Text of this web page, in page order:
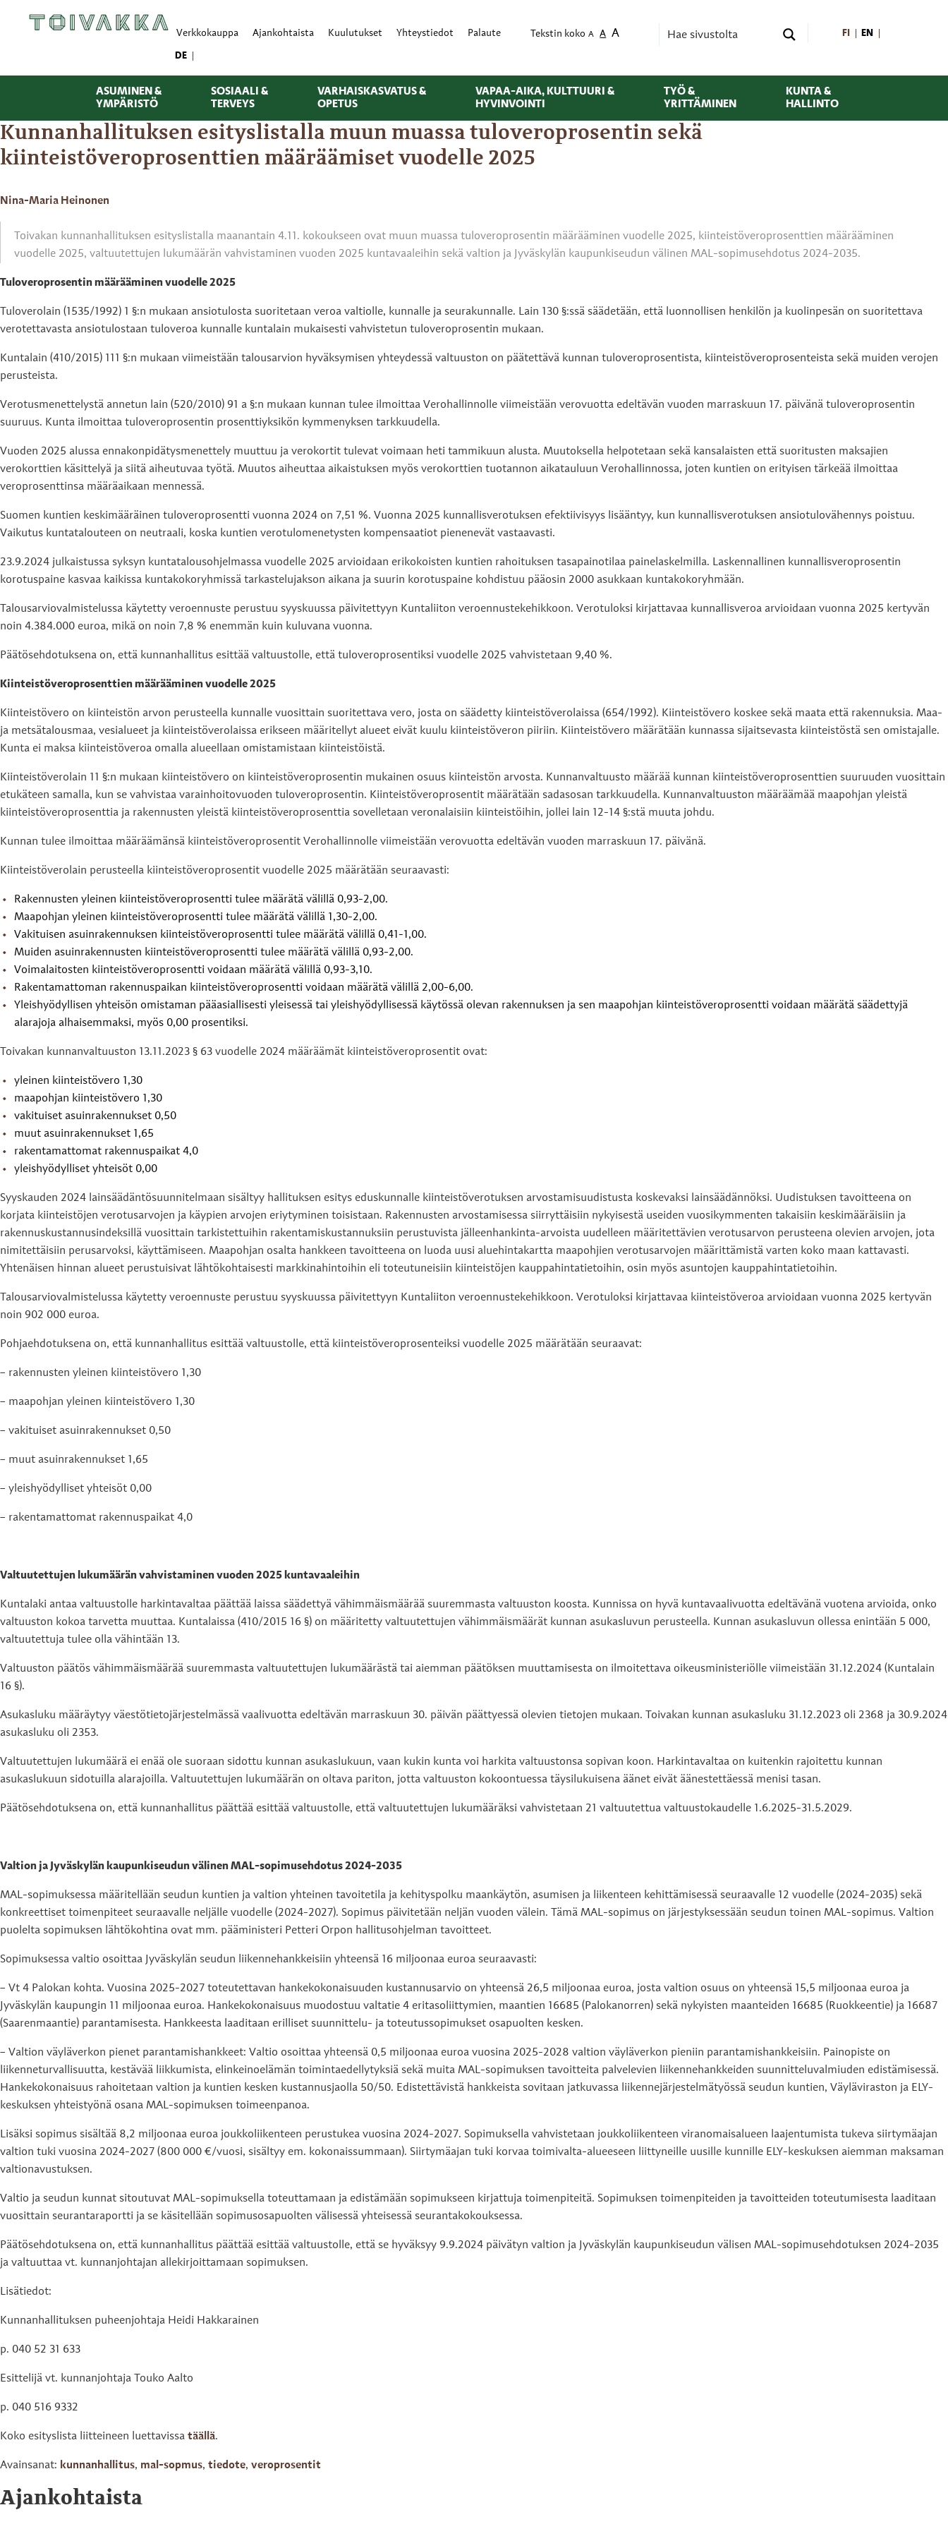
Verkkokauppa Ajankohtaista Kuulutukset Yhteystiedot Palaute Tekstin koko A A A FI EN
DE
ASUMINEN &
YMPÄRISTÖ
SOSIAALI &
TERVEYS
VARHAISKASVATUS &
OPETUS
VAPAA-AIKA, KULTTUURI &
HYVINVOINTI
TYÖ &
YRITTÄMINEN
KUNTA &
HALLINTO
Kunnanhallituksen esityslistalla muun muassa tuloveroprosentin sekä
kiinteistöveroprosenttien määräämiset vuodelle 2025
Nina-Maria Heinonen
Toivakan kunnanhallituksen esityslistalla maanantain 4.11. kokoukseen ovat muun muassa tuloveroprosentin määrääminen vuodelle 2025, kiinteistöveroprosenttien määrääminen
vuodelle 2025, valtuutettujen lukumäärän vahvistaminen vuoden 2025 kuntavaaleihin sekä valtion ja Jyväskylän kaupunkiseudun välinen MAL-sopimusehdotus 2024-2035.
Tuloveroprosentin määrääminen vuodelle 2025
Tuloverolain (1535/1992) 1 §:n mukaan ansiotulosta suoritetaan veroa valtiolle, kunnalle ja seurakunnalle. Lain 130 §:ssä säädetään, että luonnollisen henkilön ja kuolinpesän on suoritettava
verotettavasta ansiotulostaan tuloveroa kunnalle kuntalain mukaisesti vahvistetun tuloveroprosentin mukaan.
Kuntalain (410/2015) 111 §:n mukaan viimeistään talousarvion hyväksymisen yhteydessä valtuuston on päätettävä kunnan tuloveroprosentista, kiinteistöveroprosenteista sekä muiden verojen
perusteista.
Verotusmenettelystä annetun lain (520/2010) 91 a §:n mukaan kunnan tulee ilmoittaa Verohallinnolle viimeistään verovuotta edeltävän vuoden marraskuun 17. päivänä tuloveroprosentin
suuruus. Kunta ilmoittaa tuloveroprosentin prosenttiyksikön kymmenyksen tarkkuudella.
Vuoden 2025 alussa ennakonpidätysmenettely muuttuu ja verokortit tulevat voimaan heti tammikuun alusta. Muutoksella helpotetaan sekä kansalaisten että suoritusten maksajien
verokorttien käsittelyä ja siitä aiheutuvaa työtä. Muutos aiheuttaa aikaistuksen myös verokorttien tuotannon aikatauluun Verohallinnossa, joten kuntien on erityisen tärkeää ilmoittaa
veroprosenttinsa määräaikaan mennessä.
Suomen kuntien keskimääräinen tuloveroprosentti vuonna 2024 on 7,51 %. Vuonna 2025 kunnallisverotuksen efektiivisyys lisääntyy, kun kunnallisverotuksen ansiotulovähennys poistuu.
Vaikutus kuntatalouteen on neutraali, koska kuntien verotulomenetysten kompensaatiot pienenevät vastaavasti.
23.9.2024 julkaistussa syksyn kuntatalousohjelmassa vuodelle 2025 arvioidaan erikokoisten kuntien rahoituksen tasapainotilaa painelaskelmilla. Laskennallinen kunnallisveroprosentin
korotuspaine kasvaa kaikissa kuntakokoryhmissä tarkastelujakson aikana ja suurin korotuspaine kohdistuu pääosin 2000 asukkaan kuntakokoryhmään.
Talousarviovalmistelussa käytetty veroennuste perustuu syyskuussa päivitettyyn Kuntaliiton veroennustekehikkoon. Verotuloksi kirjattavaa kunnallisveroa arvioidaan vuonna 2025 kertyvän
noin 4.384.000 euroa, mikä on noin 7,8 % enemmän kuin kuluvana vuonna.
Päätösehdotuksena on, että kunnanhallitus esittää valtuustolle, että tuloveroprosentiksi vuodelle 2025 vahvistetaan 9,40 %.
Kiinteistöveroprosenttien määrääminen vuodelle 2025
Kiinteistövero on kiinteistön arvon perusteella kunnalle vuosittain suoritettava vero, josta on säädetty kiinteistöverolaissa (654/1992). Kiinteistövero koskee sekä maata että rakennuksia. Maa-
ja metsätalousmaa, vesialueet ja kiinteistöverolaissa erikseen määritellyt alueet eivät kuulu kiinteistöveron piiriin. Kiinteistövero määrätään kunnassa sijaitsevasta kiinteistöstä sen omistajalle.
Kunta ei maksa kiinteistöveroa omalla alueellaan omistamistaan kiinteistöistä.
Kiinteistöverolain 11 §:n mukaan kiinteistövero on kiinteistöveroprosentin mukainen osuus kiinteistön arvosta. Kunnanvaltuusto määrää kunnan kiinteistöveroprosenttien suuruuden vuosittain
etukäteen samalla, kun se vahvistaa varainhoitovuoden tuloveroprosentin. Kiinteistöveroprosentit määrätään sadasosan tarkkuudella. Kunnanvaltuuston määräämää maapohjan yleistä
kiinteistöveroprosenttia ja rakennusten yleistä kiinteistöveroprosenttia sovelletaan veronalaisiin kiinteistöihin, jollei lain 12-14 §:stä muuta johdu.
Kunnan tulee ilmoittaa määräämänsä kiinteistöveroprosentit Verohallinnolle viimeistään verovuotta edeltävän vuoden marraskuun 17. päivänä.
Kiinteistöverolain perusteella kiinteistöveroprosentit vuodelle 2025 määrätään seuraavasti:
Rakennusten yleinen kiinteistöveroprosentti tulee määrätä välillä 0,93-2,00.
Maapohjan yleinen kiinteistöveroprosentti tulee määrätä välillä 1,30-2,00.
Vakituisen asuinrakennuksen kiinteistöveroprosentti tulee määrätä välillä 0,41-1,00.
Muiden asuinrakennusten kiinteistöveroprosentti tulee määrätä välillä 0,93-2,00.
Voimalaitosten kiinteistöveroprosentti voidaan määrätä välillä 0,93-3,10.
Rakentamattoman rakennuspaikan kiinteistöveroprosentti voidaan määrätä välillä 2,00-6,00.
Yleishyödyllisen yhteisön omistaman pääasiallisesti yleisessä tai yleishyödyllisessä käytössä olevan rakennuksen ja sen maapohjan kiinteistöveroprosentti voidaan määrätä säädettyjä
alarajoja alhaisemmaksi, myös 0,00 prosentiksi.
Toivakan kunnanvaltuuston 13.11.2023 § 63 vuodelle 2024 määräämät kiinteistöveroprosentit ovat:
yleinen kiinteistövero 1,30
maapohjan kiinteistövero 1,30
vakituiset asuinrakennukset 0,50
muut asuinrakennukset 1,65
rakentamattomat rakennuspaikat 4,0
yleishyödylliset yhteisöt 0,00
Syyskauden 2024 lainsäädäntösuunnitelmaan sisältyy hallituksen esitys eduskunnalle kiinteistöverotuksen arvostamisuudistusta koskevaksi lainsäädännöksi. Uudistuksen tavoitteena on
korjata kiinteistöjen verotusarvojen ja käypien arvojen eriytyminen toisistaan. Rakennusten arvostamisessa siirryttäisiin nykyisestä useiden vuosikymmenten takaisiin keskimääräisiin ja
rakennuskustannusindeksillä vuosittain tarkistettuihin rakentamiskustannuksiin perustuvista jälleenhankinta-arvoista uudelleen määritettävien verotusarvon perusteena olevien arvojen, jota
nimitettäisiin perusarvoksi, käyttämiseen. Maapohjan osalta hankkeen tavoitteena on luoda uusi aluehintakartta maapohjien verotusarvojen määrittämistä varten koko maan kattavasti.
Yhtenäisen hinnan alueet perustuisivat lähtökohtaisesti markkinahintoihin eli toteutuneisiin kiinteistöjen kauppahintatietoihin, osin myös asuntojen kauppahintatietoihin.
Talousarviovalmistelussa käytetty veroennuste perustuu syyskuussa päivitettyyn Kuntaliiton veroennustekehikkoon. Verotuloksi kirjattavaa kiinteistöveroa arvioidaan vuonna 2025 kertyvän
noin 902 000 euroa.
Pohjaehdotuksena on, että kunnanhallitus esittää valtuustolle, että kiinteistöveroprosenteiksi vuodelle 2025 määrätään seuraavat:
– rakennusten yleinen kiinteistövero 1,30
– maapohjan yleinen kiinteistövero 1,30
– vakituiset asuinrakennukset 0,50
– muut asuinrakennukset 1,65
– yleishyödylliset yhteisöt 0,00
– rakentamattomat rakennuspaikat 4,0
Valtuutettujen lukumäärän vahvistaminen vuoden 2025 kuntavaaleihin
Kuntalaki antaa valtuustolle harkintavaltaa päättää laissa säädettyä vähimmäismäärää suuremmasta valtuuston koosta. Kunnissa on hyvä kuntavaalivuotta edeltävänä vuotena arvioida, onko
valtuuston kokoa tarvetta muuttaa. Kuntalaissa (410/2015 16 §) on määritetty valtuutettujen vähimmäismäärät kunnan asukasluvun perusteella. Kunnan asukasluvun ollessa enintään 5 000,
valtuutettuja tulee olla vähintään 13.
Valtuuston päätös vähimmäismäärää suuremmasta valtuutettujen lukumäärästä tai aiemman päätöksen muuttamisesta on ilmoitettava oikeusministeriölle viimeistään 31.12.2024 (Kuntalain
16 §).
Asukasluku määräytyy väestötietojärjestelmässä vaalivuotta edeltävän marraskuun 30. päivän päättyessä olevien tietojen mukaan. Toivakan kunnan asukasluku 31.12.2023 oli 2368 ja 30.9.2024
asukasluku oli 2353.
Valtuutettujen lukumäärä ei enää ole suoraan sidottu kunnan asukaslukuun, vaan kukin kunta voi harkita valtuustonsa sopivan koon. Harkintavaltaa on kuitenkin rajoitettu kunnan
asukaslukuun sidotuilla alarajoilla. Valtuutettujen lukumäärän on oltava pariton, jotta valtuuston kokoontuessa täysilukuisena äänet eivät äänestettäessä menisi tasan.
Päätösehdotuksena on, että kunnanhallitus päättää esittää valtuustolle, että valtuutettujen lukumääräksi vahvistetaan 21 valtuutettua valtuustokaudelle 1.6.2025-31.5.2029.
Valtion ja Jyväskylän kaupunkiseudun välinen MAL-sopimusehdotus 2024-2035
MAL-sopimuksessa määritellään seudun kuntien ja valtion yhteinen tavoitetila ja kehityspolku maankäytön, asumisen ja liikenteen kehittämisessä seuraavalle 12 vuodelle (2024-2035) sekä
konkreettiset toimenpiteet seuraavalle neljälle vuodelle (2024-2027). Sopimus päivitetään neljän vuoden välein. Tämä MAL-sopimus on järjestyksessään seudun toinen MAL-sopimus. Valtion
puolelta sopimuksen lähtökohtina ovat mm. pääministeri Petteri Orpon hallitusohjelman tavoitteet.
Sopimuksessa valtio osoittaa Jyväskylän seudun liikennehankkeisiin yhteensä 16 miljoonaa euroa seuraavasti:
– Vt 4 Palokan kohta. Vuosina 2025-2027 toteutettavan hankekokonaisuuden kustannusarvio on yhteensä 26,5 miljoonaa euroa, josta valtion osuus on yhteensä 15,5 miljoonaa euroa ja
Jyväskylän kaupungin 11 miljoonaa euroa. Hankekokonaisuus muodostuu valtatie 4 eritasoliittymien, maantien 16685 (Palokanorren) sekä nykyisten maanteiden 16685 (Ruokkeentie) ja 16687
(Saarenmaantie) parantamisesta. Hankkeesta laaditaan erilliset suunnittelu- ja toteutussopimukset osapuolten kesken.
– Valtion väyläverkon pienet parantamishankkeet: Valtio osoittaa yhteensä 0,5 miljoonaa euroa vuosina 2025-2028 valtion väyläverkon pieniin parantamishankkeisiin. Painopiste on
liikenneturvallisuutta, kestävää liikkumista, elinkeinoelämän toimintaedellytyksiä sekä muita MAL-sopimuksen tavoitteita palvelevien liikennehankkeiden suunnitteluvalmiuden edistämisessä.
Hankekokonaisuus rahoitetaan valtion ja kuntien kesken kustannusjaolla 50/50. Edistettävistä hankkeista sovitaan jatkuvassa liikennejärjestelmätyössä seudun kuntien, Väyläviraston ja ELY-
keskuksen yhteistyönä osana MAL-sopimuksen toimeenpanoa.
Lisäksi sopimus sisältää 8,2 miljoonaa euroa joukkoliikenteen perustukea vuosina 2024-2027. Sopimuksella vahvistetaan joukkoliikenteen viranomaisalueen laajentumista tukeva siirtymäajan
valtion tuki vuosina 2024-2027 (800 000 €/vuosi, sisältyy em. kokonaissummaan). Siirtymäajan tuki korvaa toimivalta-alueeseen liittyneille uusille kunnille ELY-keskuksen aiemman maksaman
valtionavustuksen.
Valtio ja seudun kunnat sitoutuvat MAL-sopimuksella toteuttamaan ja edistämään sopimukseen kirjattuja toimenpiteitä. Sopimuksen toimenpiteiden ja tavoitteiden toteutumisesta laaditaan
vuosittain seurantaraportti ja se käsitellään sopimusosapuolten välisessä yhteisessä seurantakokouksessa.
Päätösehdotuksena on, että kunnanhallitus päättää esittää valtuustolle, että se hyväksyy 9.9.2024 päivätyn valtion ja Jyväskylän kaupunkiseudun välisen MAL-sopimusehdotuksen 2024-2035
ja valtuuttaa vt. kunnanjohtajan allekirjoittamaan sopimuksen.
Lisätiedot:
Kunnanhallituksen puheenjohtaja Heidi Hakkarainen
p. 040 52 31 633
Esittelijä vt. kunnanjohtaja Touko Aalto
p. 040 516 9332
Koko esityslista liitteineen luettavissa täällä.
Avainsanat: kunnanhallitus, mal-sopmus, tiedote, veroprosentit
Ajankohtaista